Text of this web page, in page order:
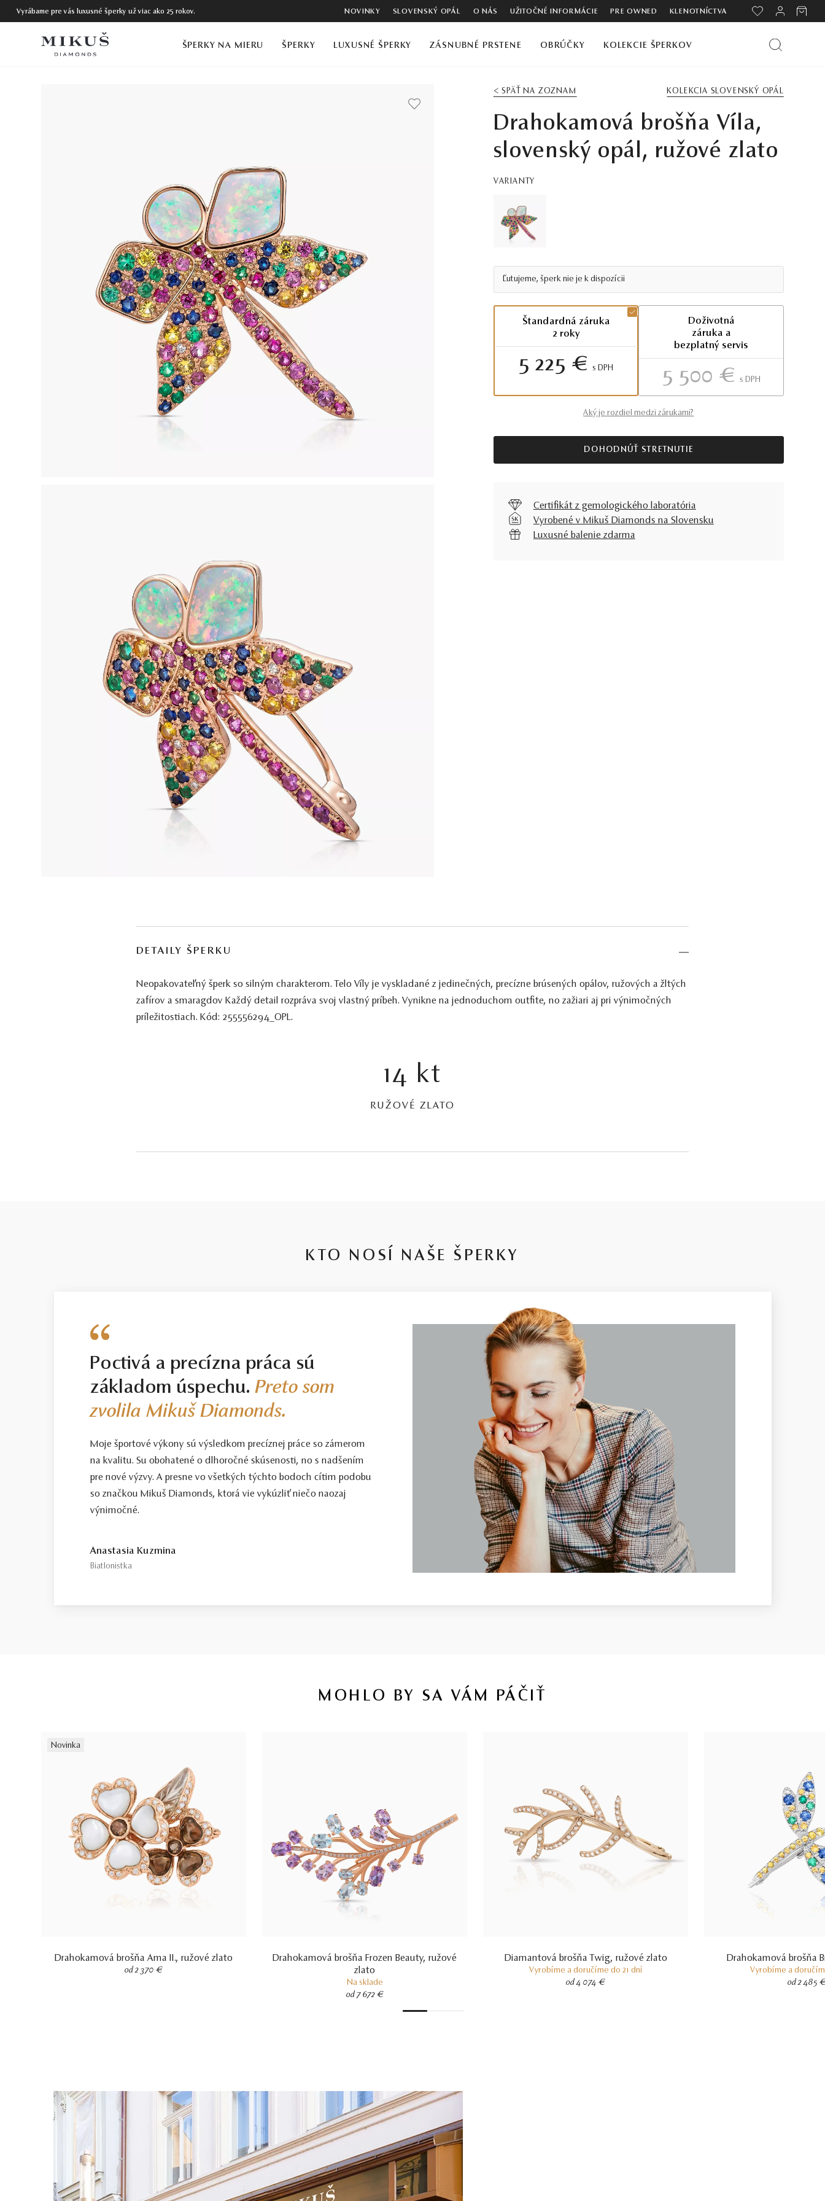
Vyrábame pre vás luxusné šperky už viac ako 25 rokov. NOVINKY SLOVENSKÝ OPÁL O NÁS UŽITOČNÉ INFORMÁCIE PRE OWNED KLENOTNÍCTVA
ŠPERKY NA MIERU ŠPERKY LUXUSNÉ ŠPERKY ZÁSNUBNÉ PRSTENE OBRÚČKY KOLEKCIE ŠPERKOV
< SPÄŤ NA ZOZNAM KOLEKCIA SLOVENSKÝ OPÁL
Drahokamová brošňa Víla,
slovenský opál, ružové zlato
VARIANTY
Ľutujeme, šperk nie je k dispozícii
Štandardná záruka
2 roky
5 225 € S DPH
Doživotná
záruka a
bezplatný servis
5 500 € S DPH
Aký je rozdiel medzi zárukami?
DOHODNÚŤ STRETNUTIE
Certifikát z gemologického laboratória
Vyrobené v Mikuš Diamonds na Slovensku
Luxusné balenie zdarma
DETAILY ŠPERKU
Neopakovateľný šperk so silným charakterom. Telo Víly je vyskladané z jedinečných, precízne brúsených opálov, ružových a žltých
zafírov a smaragdov Každý detail rozpráva svoj vlastný príbeh. Vynikne na jednoduchom outfite, no zažiari aj pri výnimočných
príležitostiach. Kód: 255556294_OPL.
14 kt
RUŽOVÉ ZLATO
KTO NOSÍ NAŠE ŠPERKY
Poctivá a precízna práca sú
základom úspechu.Preto som
zvolila Mikuš Diamonds.
Moje športové výkony sú výsledkom precíznej práce so zámerom
na kvalitu. Su obohatené o dlhoročné skúsenosti, no s nadšením
pre nové výzvy. A presne vo všetkých týchto bodoch cítim podobu
so značkou Mikuš Diamonds, ktorá vie vykúzliť niečo naozaj
výnimočné.
Anastasia Kuzmina
Biatlonistka
MOHLO BY SA VÁM PÁČIŤ
Novinka
Drahokamová brošňa Ama II., ružové zlato
od 2 370 €
Drahokamová brošňa Frozen Beauty, ružové
zlato
Na sklade
od 7 672 €
Diamantová brošňa Twig, ružové zlato
Vyrobíme a doručíme do 21 dní
od 4 074 €
Drahokamová brošňa
Vyrobíme a
od 2 485